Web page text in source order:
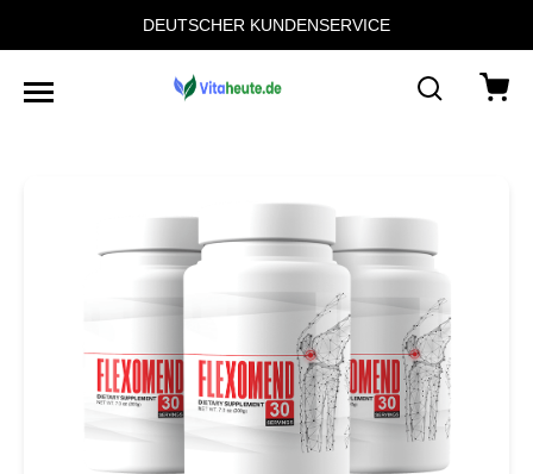
DEUTSCHER KUNDENSERVICE